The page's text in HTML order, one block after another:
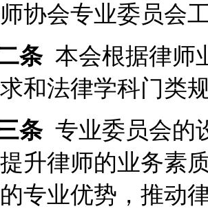
协会专业委员会
条 本会根据律师
和法律学科门类
条 专业委员会的
升律师的业务素
专业优势，推动